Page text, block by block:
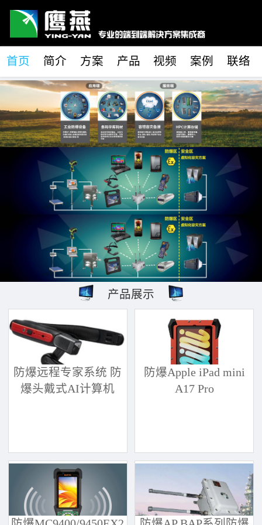
首页 简介 方案 产品 视频 案例 联络
产品展示
防爆远程专家系统 防
爆头戴式AI计算机
防爆Apple iPad mini
A17 Pro